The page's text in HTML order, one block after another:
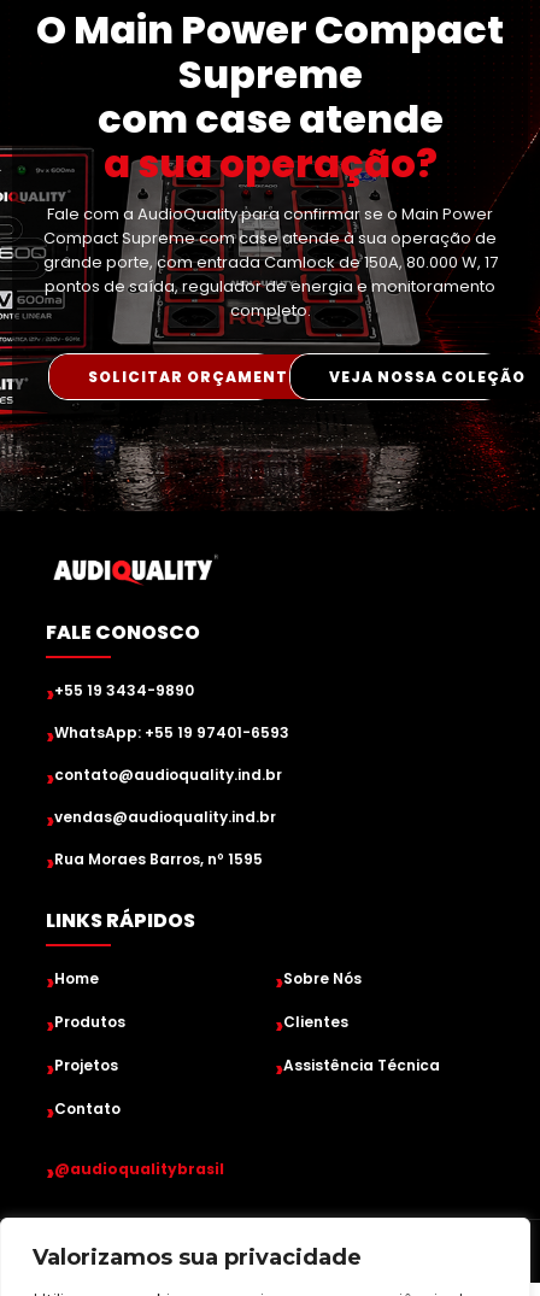
Valorizamos sua privacidade
O Main Power Compact
Supreme
com case atende
a sua operação?
Fale com a AudioQuality para confirmar se o Main Power
Compact Supreme com case atende à sua operação de
grande porte, com entrada Camlock de 150A, 80.000 W, 17
pontos de saída, regulador de energia e monitoramento
completo.
SOLICITAR ORÇAMENTO VEJA NOSSA COLEÇÃO
FALE CONOSCO
›+55 19 3434-9890
›WhatsApp: +55 19 97401-6593
›contato@audioquality.ind.br
›vendas@audioquality.ind.br
›Rua Moraes Barros, nº 1595
LINKS RÁPIDOS
›Home ›Sobre Nós
›Produtos ›Clientes
›Projetos ›Assistência Técnica
›Contato
›@audioqualitybrasil
Desenvolvido por • Todos os direitos reservados